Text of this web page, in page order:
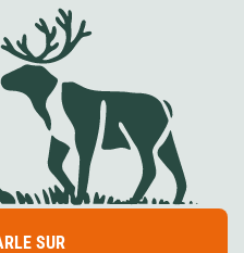
SUR